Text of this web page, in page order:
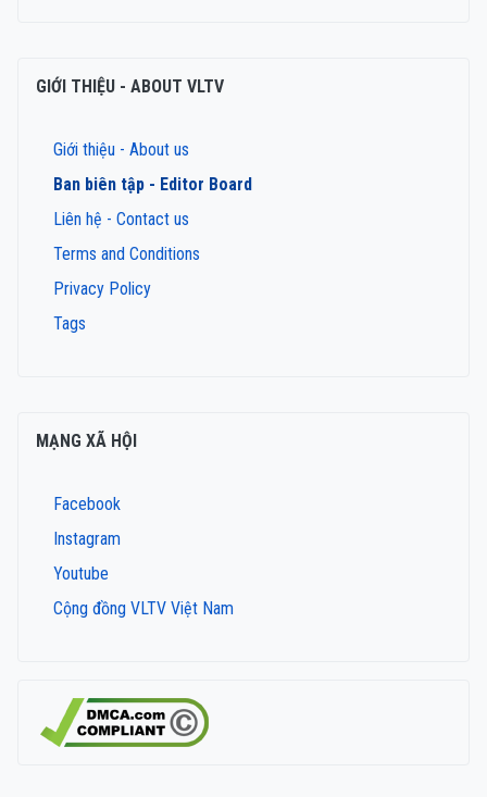
GIỚI THIỆU - ABOUT VLTV
Giới thiệu - About us
Ban biên tập - Editor Board
Liên hệ - Contact us
Terms and Conditions
Privacy Policy
Tags
MẠNG XÃ HỘI
Facebook
Instagram
Youtube
Cộng đồng VLTV Việt Nam